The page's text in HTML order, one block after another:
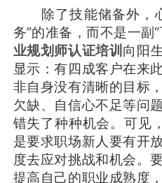
除了技能储备外，
务”的准备，而不是一副
业规划师认证培训 向阳
显示：有四成客户在来
非自身没有清晰的目标
欠缺、自信心不足等问
错失了种种机会。可见
是要求职场新人要有开
度去应对挑战和机会。
提高自己的职业成熟度